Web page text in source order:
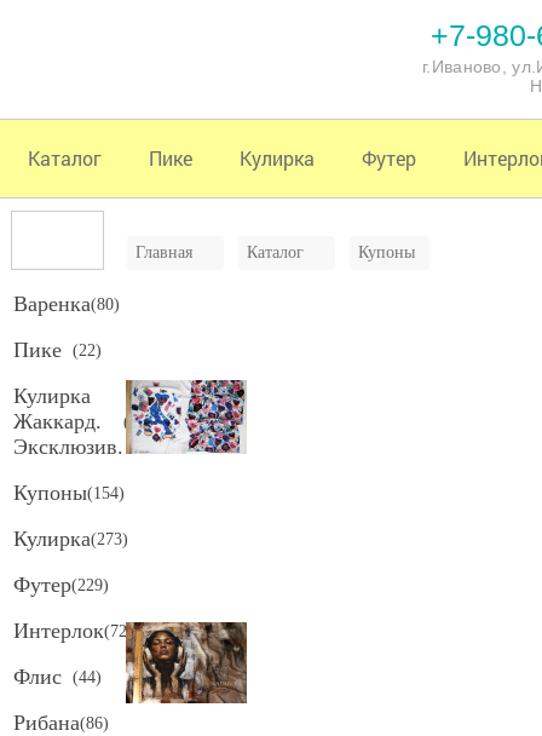
+7-
г.Иваново,
Каталог Пике Кулирка Футер
Варенка(80)
Пике (22)
Кулирка
Жаккард.
Эксклюзив.
(65)
Купоны(154)
Кулирка(273)
Футер(229)
Интерлок(72)
Флис (44)
Рибана(86)
Главная Каталог Купоны